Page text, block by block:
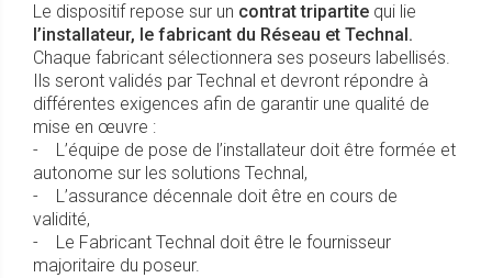
Le dispositif repose sur un contrat tripartite qui lie
l’installateur, le fabricant du Réseau et Technal.
Chaque fabricant sélectionnera ses poseurs labellisés.
Ils seront validés par Technal et devront répondre à
différentes exigences afin de garantir une qualité de
mise en œuvre :
- L’équipe de pose de l’installateur doit être formée et
autonome sur les solutions Technal,
- L’assurance décennale doit être en cours de
validité,
- Le Fabricant Technal doit être le fournisseur
majoritaire du poseur.